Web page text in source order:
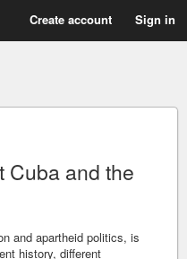
Create account Sign in
Cuba and the
and apartheid politics, is
history, different